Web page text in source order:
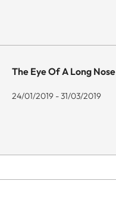
The Eye Of A Long Nose
24/01/2019 - 31/03/2019